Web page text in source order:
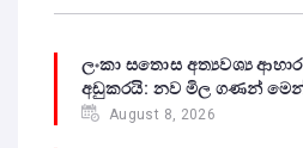
ලංකා සතොස අත්‍යවශ්‍ය
අඩුකරයි: නව මිල ගණන්
August 8, 2026